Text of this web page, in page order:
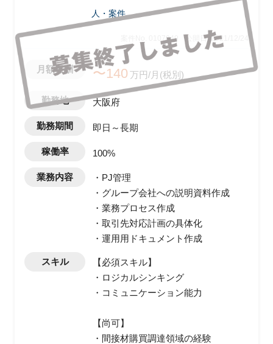
人・案件
案件No. 0107949 公開日: 2021/12/24
月額報酬 〜140 万円/月(税別)
勤務地 大阪府
勤務期間 即日～長期
稼働率 100%
業務内容
・PJ管理
・グループ会社への説明資料作成
・業務プロセス作成
・取引先対応計画の具体化
・運用用ドキュメント作成
スキル
【必須スキル】
・ロジカルシンキング
・コミュニケーション能力
【尚可】
・間接材購買調達領域の経験